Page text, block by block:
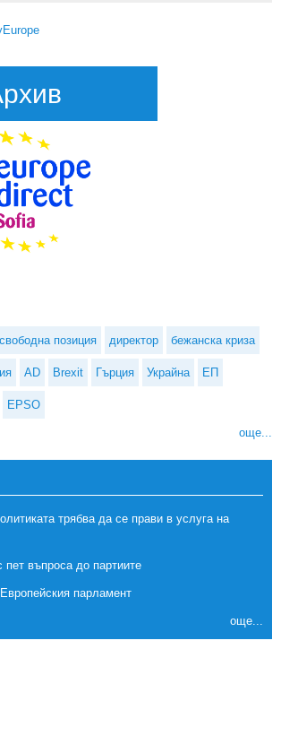
свободна позиция директор бежанска криза
AD Brexit Гърция Украйна ЕП
EPSO
още...
трябва да се прави в услуга на
пет въпроса до партиите
парламент
още...